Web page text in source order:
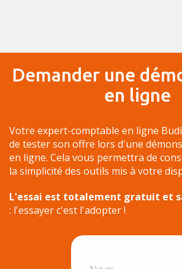
Demander une
en ligne
Votre expert-comptable en ligne
de tester son offre lors d'une
en ligne. Cela vous permettra de
la simplicité des outils mis à votre
L'essai est totalement gratuit et
: l'essayer c'est l'adopter !